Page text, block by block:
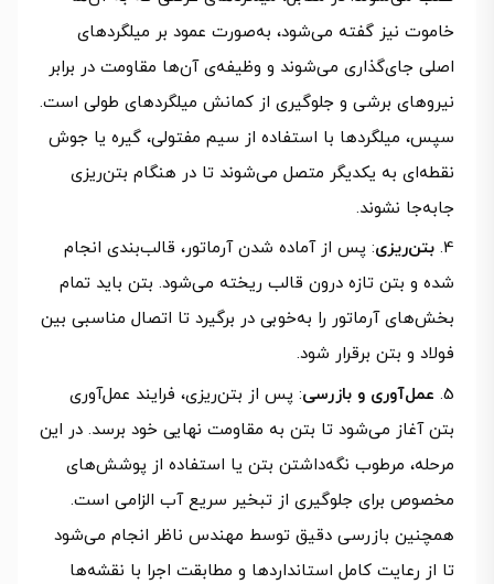
خاموت نیز گفته می‌شود، به‌صورت عمود بر میلگردهای
اصلی جای‌گذاری می‌شوند و وظیفه‌ی آن‌ها مقاومت در برابر
نیروهای برشی و جلوگیری از کمانش میلگردهای طولی است.
سپس، میلگردها با استفاده از سیم مفتولی، گیره یا جوش
نقطه‌ای به یکدیگر متصل می‌شوند تا در هنگام بتن‌ریزی
جابه‌جا نشوند.
بتن‌ریزی: پس از آماده شدن آرماتور، قالب‌بندی انجام
شده و بتن تازه درون قالب ریخته می‌شود. بتن باید تمام
بخش‌های آرماتور را به‌خوبی در برگیرد تا اتصال مناسبی بین
فولاد و بتن برقرار شود.
عمل‌آوری و بازرسی: پس از بتن‌ریزی، فرایند عمل‌آوری
بتن آغاز می‌شود تا بتن به مقاومت نهایی خود برسد. در این
مرحله، مرطوب نگه‌داشتن بتن یا استفاده از پوشش‌های
مخصوص برای جلوگیری از تبخیر سریع آب الزامی است.
همچنین بازرسی دقیق توسط مهندس ناظر انجام می‌شود
تا از رعایت کامل استانداردها و مطابقت اجرا با نقشه‌ها